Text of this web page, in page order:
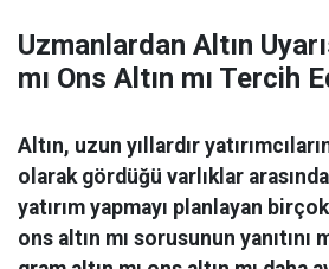
Uzmanlardan Altın
mı Ons Altın mı Tercih
Altın, uzun yıllardır
olarak gördüğü varlıklar
yatırım yapmayı planlayan
ons altın mı sorusunun yanıtını